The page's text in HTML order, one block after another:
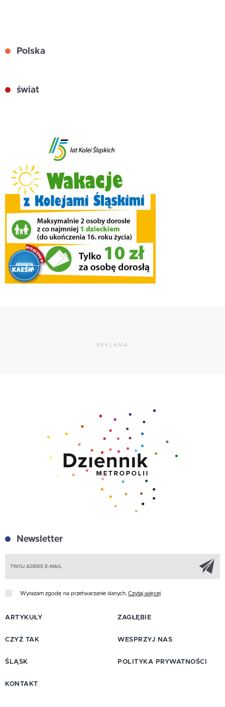
Polska
świat
REKLAMA
Newsletter
Wyrażam zgodę na przetwarzanie danych. Czytaj więcej
ARTYKUŁY
CZYŻ TAK
ŚLĄSK
ZAGŁĘBIE
WESPRZYJ NAS
POLITYKA PRYWATNOŚCI
KONTAKT